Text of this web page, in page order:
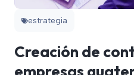
estrategia
Creación de